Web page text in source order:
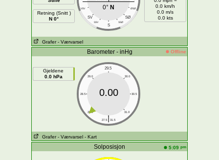
Retning (Snitt )
N 0°
VSV ØSØ
SV SØ
SSV SSØ
S
0° N
0.0 km/h
0.0 m/s
0.0 kts
Grafer - Værvarsel
Barometer - inHg Offline
Gjeldene
0.0 hPa
29.5
29.0 30.0
28.5 30.5
28.0 31.0
|
27.5 31.5
0.00
Grafer - Værvarsel - Kart
Solposisjon 5:09 pm